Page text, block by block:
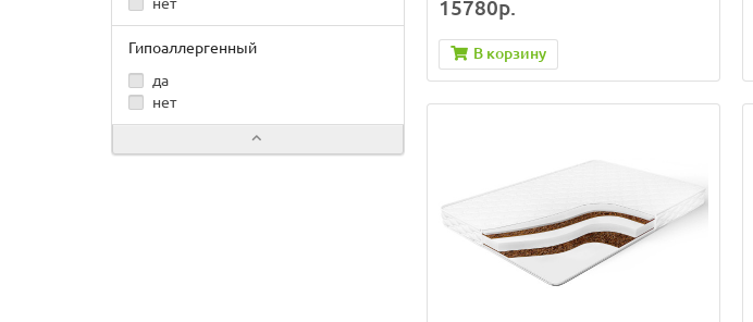
Гипоаллергенный
да
нет
15780р.
В корзину